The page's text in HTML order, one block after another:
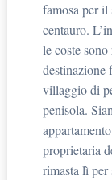
famosa per il
centauro.
le coste
villaggio di
penisola.
proprietaria
rimasta lì